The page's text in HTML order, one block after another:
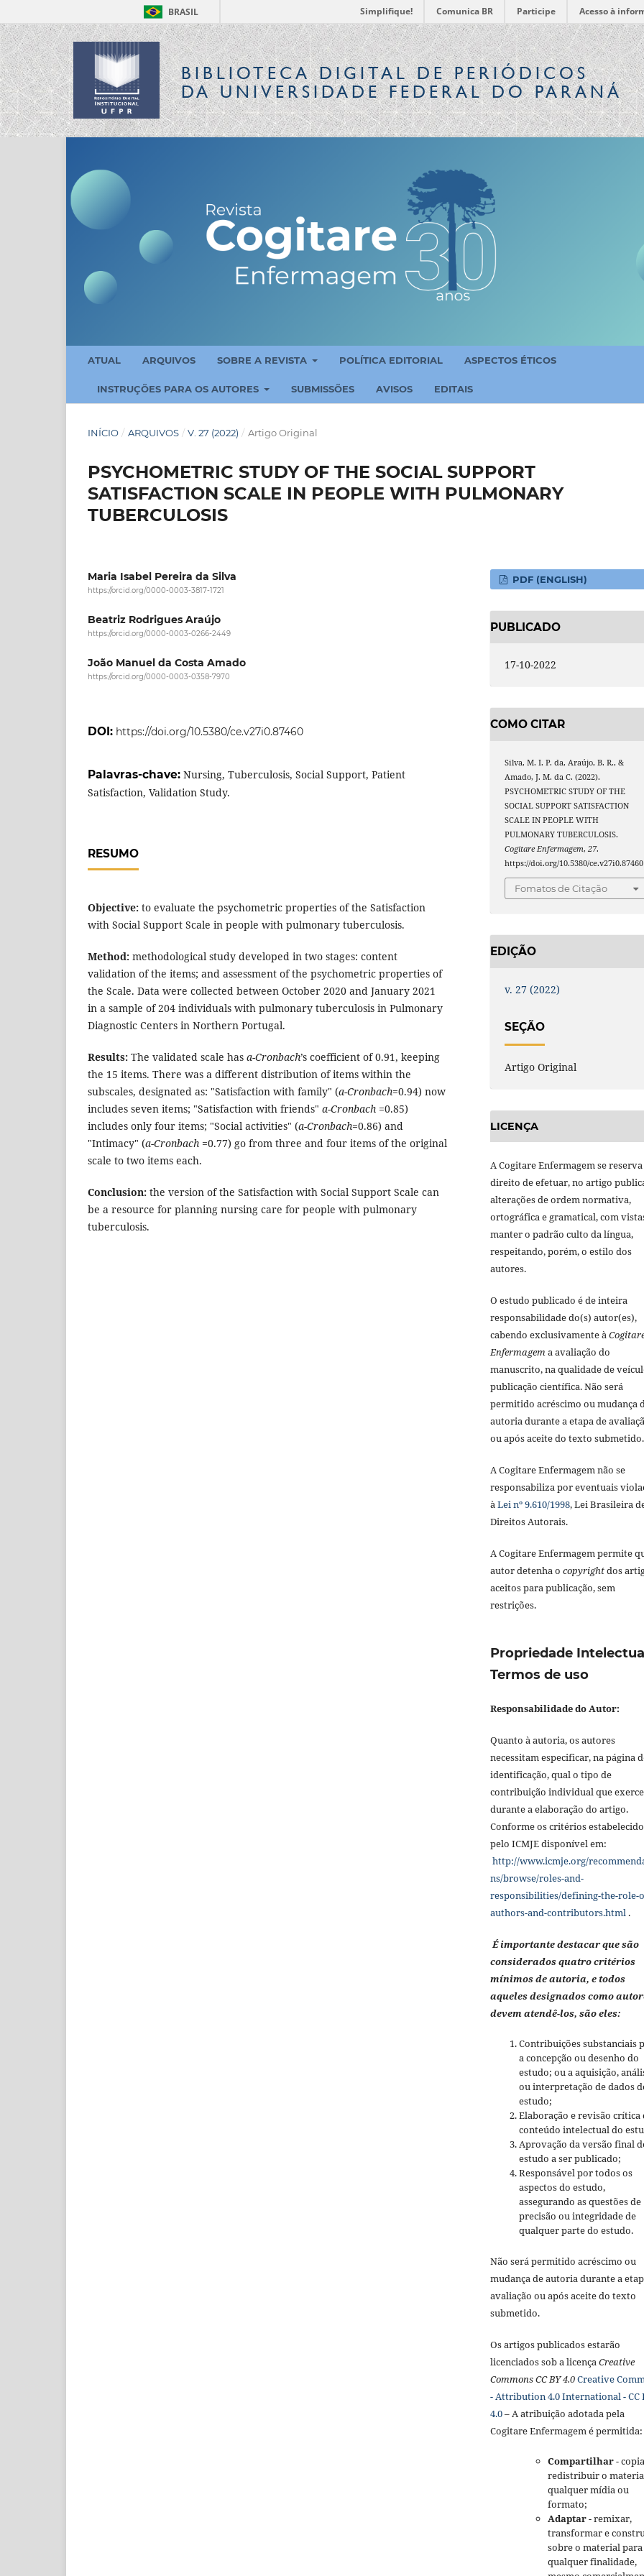
BRASIL Simplifique! Comunica BR Participe Acesso à
BIBLIOTECA DIGITALDE PERIÓDICOS
DA UNIVERSIDADE FEDERAL DO PARANÁ
ATUAL ARQUIVOS SOBRE A REVISTA POLÍTICA EDITORIAL ASPECTOS ÉTICOS
INSTRUÇÕES PARA OS AUTORES SUBMISSÕES AVISOS EDITAIS
INÍCIO / ARQUIVOS / V. 27 (2022) / Artigo Original
PSYCHOMETRIC STUDY OF THE SOCIAL SUPPORT
SATISFACTION SCALE IN PEOPLE WITH PULMONARY
TUBERCULOSIS
Maria Isabel Pereira da Silva
https://orcid.org/0000-0003-3817-1721
Beatriz Rodrigues Araújo
https://orcid.org/0000-0003-0266-2449
João Manuel da Costa Amado
https://orcid.org/0000-0003-0358-7970
DOI: https://doi.org/10.5380/ce.v27i0.87460
Palavras-chave: Nursing, Tuberculosis, Social Support, Patient
Satisfaction, Validation Study.
RESUMO
Objective: to evaluate the psychometric properties of the Satisfaction
with Social Support Scale in people with pulmonary tuberculosis.
Method: methodological study developed in two stages: content
validation of the items; and assessment of the psychometric properties of
the Scale. Data were collected between October 2020 and January 2021
in a sample of 204 individuals with pulmonary tuberculosis in Pulmonary
Diagnostic Centers in Northern Portugal.
Results: The validated scale has a-Cronbach’s coefficient of 0.91, keeping
the 15 items. There was a different distribution of items within the
subscales, designated as: "Satisfaction with family" (a-Cronbach=0.94) now
includes seven items; "Satisfaction with friends" a-Cronbach =0.85)
includes only four items; "Social activities" (a-Cronbach=0.86) and
"Intimacy" (a-Cronbach =0.77) go from three and four items of the original
scale to two items each.
Conclusion: the version of the Satisfaction with Social Support Scale can
be a resource for planning nursing care for people with pulmonary
tuberculosis.
PDF (ENGLISH)
PUBLICADO
17-10-2022
COMO CITAR
Silva, M. I. P. da, Araújo, B. R., &
Amado, J. M. da C. (2022).
PSYCHOMETRIC STUDY OF THE
SOCIAL SUPPORT SATISFACTION
SCALE IN PEOPLE WITH
PULMONARY TUBERCULOSIS.
Cogitare Enfermagem,27.
https://doi.org/10.5380/ce.v27i0.87460
Fomatos de Citação
EDIÇÃO
v. 27 (2022)
SEÇÃO
Artigo Original
LICENÇA
A Cogitare Enfermagem se
direito de efetuar, no artigo
alterações de ordem normativa,
ortográfica e gramatical, com
manter o padrão culto da língua,
respeitando, porém, o estilo dos
autores.
O estudo publicado é de inteira
responsabilidade do(s) autor(es),
cabendo exclusivamente à
Enfermagema avaliação do
manuscrito, na qualidade de
publicação científica. Não será
permitido acréscimo ou mudança
autoria durante a etapa de
ou após aceite do texto submetido.
A Cogitare Enfermagem não se
responsabiliza por eventuais
àLei nº 9.610/1998, Lei Brasileira
Direitos Autorais.
A Cogitare Enfermagem permite
autor detenha o copyrightdos
aceitos para publicação, sem
restrições.
Propriedade
Termos de uso
Responsabilidade do Autor:
Quanto à autoria, os autores
necessitam especificar, na página
identificação, qual o tipo de
contribuição individual que
durante a elaboração do artigo.
Conforme os critérios
pelo ICMJE disponível em:
http://www.icmje.org/
ns/browse/roles-and-
responsibilities/defining-the-role-
authors-and-contributors.html .
É importante destacar que são
considerados quatro critérios
mínimos de autoria, e todos
aqueles designados como
devem atendê-los, são eles:
Contribuições substanciais
a concepção ou desenho do
estudo; ou a aquisição,
ou interpretação de dados
estudo;
Elaboração e revisão crítica
conteúdo intelectual do
Aprovação da versão final
estudo a ser publicado;
Responsável por todos os
aspectos do estudo,
assegurando as questões de
precisão ou integridade de
qualquer parte do estudo.
Não será permitido acréscimo ou
mudança de autoria durante a
avaliação ou após aceite do texto
submetido.
Os artigos publicados estarão
licenciados sob a licença Creative
Commons CC BY 4.0Creative
- Attribution 4.0 International - CC
4.0– A atribuição adotada pela
Cogitare Enfermagem é permitida:
Compartilhar-
redistribuir o
qualquer mídia ou
formato;
Adaptar- remixar,
transformar e
sobre o material para
qualquer finalidade,